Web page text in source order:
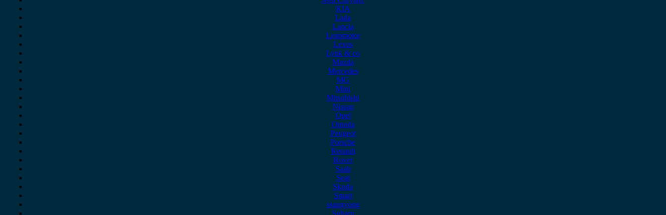
KIA
Lada
Lancia
Leapmotor
Lexus
Lynk & co
Mazda
Mercedes
MG
Mini
Mitsubishi
Nissan
Opel
Omoda
Peugeot
Porsche
Renault
Rover
Saab
Seat
Skoda
Smart
ssangyong
Subaru